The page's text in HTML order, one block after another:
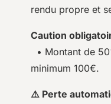
rendu propre et
Caution
• Montant de
minimum 100€.
⚠️ Perte